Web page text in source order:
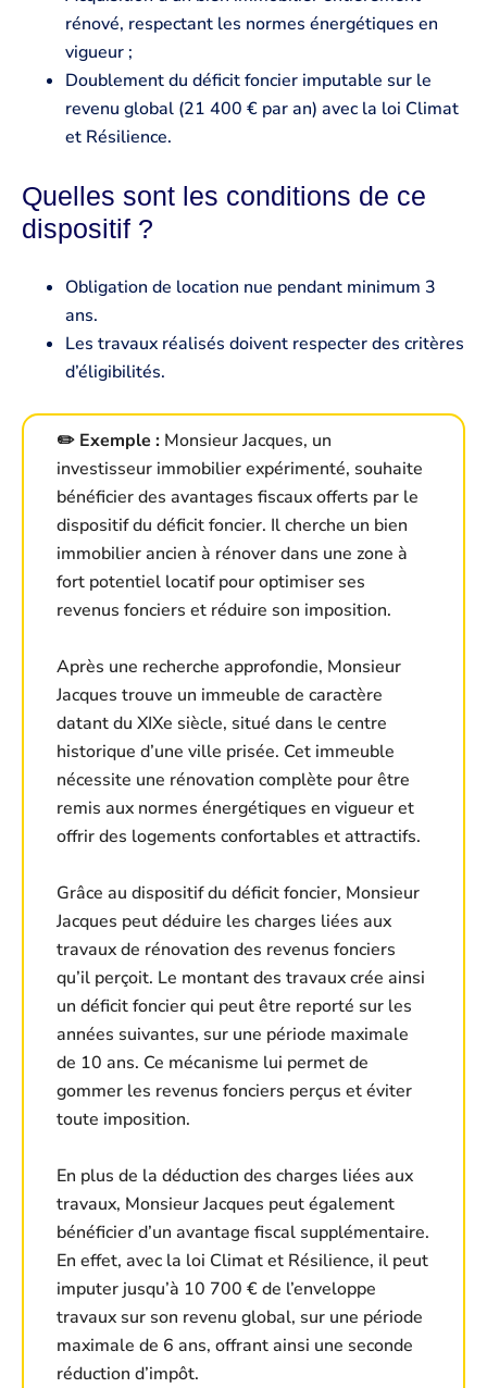
rénové, respectant les normes énergétiques en
vigueur ;
Doublement du déficit foncier imputable sur le
revenu global (21 400 € par an) avec la loi Climat
et Résilience.
Quelles sont les conditions de ce
dispositif ?
Obligation de location nue pendant minimum 3
ans.
Les travaux réalisés doivent respecter des critères
d’éligibilités.
✏️ Exemple : Monsieur Jacques, un
investisseur immobilier expérimenté, souhaite
bénéficier des avantages fiscaux offerts par le
dispositif du déficit foncier. Il cherche un bien
immobilier ancien à rénover dans une zone à
fort potentiel locatif pour optimiser ses
revenus fonciers et réduire son imposition.
Après une recherche approfondie, Monsieur
Jacques trouve un immeuble de caractère
datant du XIXe siècle, situé dans le centre
historique d’une ville prisée. Cet immeuble
nécessite une rénovation complète pour être
remis aux normes énergétiques en vigueur et
offrir des logements confortables et attractifs.
Grâce au dispositif du déficit foncier, Monsieur
Jacques peut déduire les charges liées aux
travaux de rénovation des revenus fonciers
qu’il perçoit. Le montant des travaux crée ainsi
un déficit foncier qui peut être reporté sur les
années suivantes, sur une période maximale
de 10 ans. Ce mécanisme lui permet de
gommer les revenus fonciers perçus et éviter
toute imposition.
En plus de la déduction des charges liées aux
travaux, Monsieur Jacques peut également
bénéficier d’un avantage fiscal supplémentaire.
En effet, avec la loi Climat et Résilience, il peut
imputer jusqu’à 10 700 € de l’enveloppe
travaux sur son revenu global, sur une période
maximale de 6 ans, offrant ainsi une seconde
réduction d’impôt.